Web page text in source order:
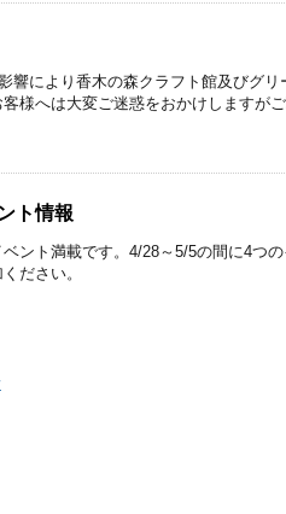
響により香木の森クラフト館及びグリ
様へは大変ご迷惑をおかけしますが
ト情報
ント満載です。4/28～5/5の間に4つ
ださい。